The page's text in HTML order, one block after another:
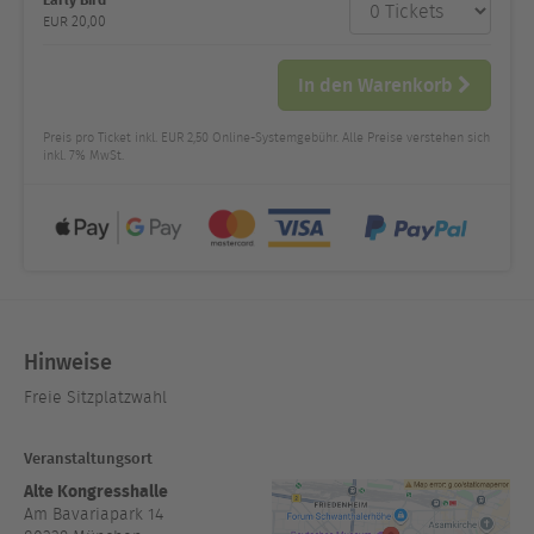
und Preis
EUR 20,00
In den Warenkorb
Preis pro Ticket inkl. EUR 2,50 Online-Systemgebühr. Alle Preise verstehen sich
inkl. 7% MwSt.
Hinweise
Freie Sitzplatzwahl
Veranstaltungsort
Alte Kongresshalle
Am Bavariapark 14